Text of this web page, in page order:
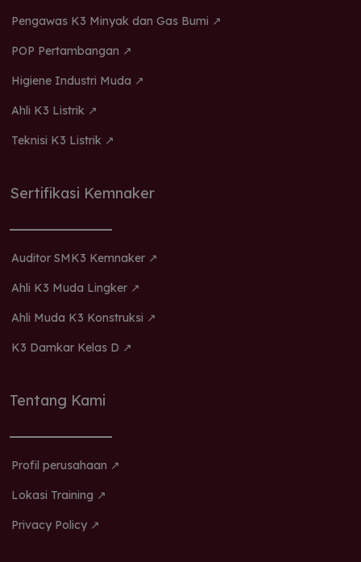
Pengawas K3 Minyak dan Gas Bumi ↗
POP Pertambangan ↗
Higiene Industri Muda ↗
Ahli K3 Listrik ↗
Teknisi K3 Listrik ↗
Sertifikasi Kemnaker
Auditor SMK3 Kemnaker ↗
Ahli K3 Muda Lingker ↗
Ahli Muda K3 Konstruksi ↗
K3 Damkar Kelas D ↗
Tentang Kami
Profil perusahaan ↗
Lokasi Training ↗
Privacy Policy ↗